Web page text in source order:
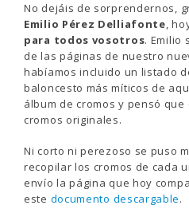
No dejáis de sorprendernos,
Emilio Pérez Delliafonte,
para todos vosotros. Emilio
de las páginas de nuestro
habíamos incluido un listado
baloncesto más míticos de
álbum de cromos y pensó
cromos originales.
Ni corto ni perezoso se puso
recopilar los cromos de cada
envío la página que hoy
este documento descargable.